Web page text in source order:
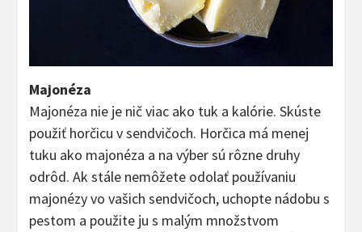
Majonéza
Majonéza nie je nič viac ako tuk a kalórie. Skúste
použiť horčicu v sendvičoch. Horčica má menej
tuku ako majonéza a na výber sú rôzne druhy
odrôd. Ak stále nemôžete odolať používaniu
majonézy vo vašich sendvičoch, uchopte nádobu s
pestom a použite ju s malým množstvom